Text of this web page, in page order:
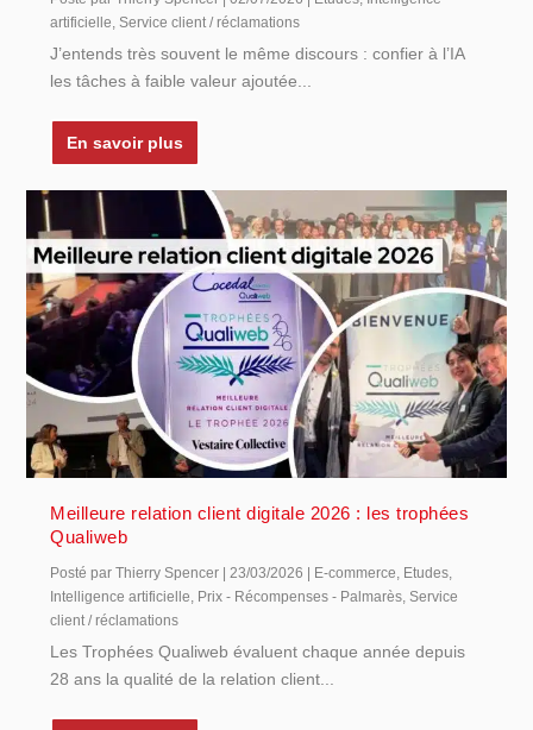
artificielle,Service client / réclamations
J’entends très souvent le même discours : confier à l’IA
les tâches à faible valeur ajoutée...
En savoir plus
Meilleure relation client digitale 2026 : les trophées
Qualiweb
Posté parThierry Spencer |23/03/2026 E-commerce, Etudes,
Intelligence artificielle, Prix - Récompenses - Palmarès,Service
client / réclamations
Les Trophées Qualiweb évaluent chaque année depuis
28 ans la qualité de la relation client...